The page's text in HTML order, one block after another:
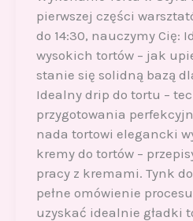
pierwszej części
do 14:30, nauczymy Cię:
wysokich tortów – jak
stanie się solidną bazą
Idealny drip do tortu –
przygotowania
nada tortowi elegancki
kremy do tortów –
pracy z kremami. Tynk
pełne omówienie
uzyskać idealnie gładki